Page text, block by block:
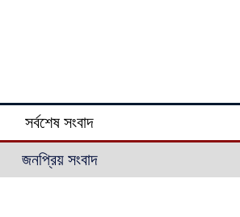
সর্বশেষ সংবাদ
জনপ্রিয় সংবাদ